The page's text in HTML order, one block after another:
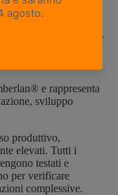
Clienti.
e rappresenta
sviluppo
produttivo,
elevati. Tutti i
testati e
per verificare
complessive.